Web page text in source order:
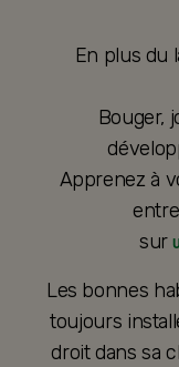
En plus du
Bouger,
Apprenez à
sur
Les bonnes
toujours
droit dans sa